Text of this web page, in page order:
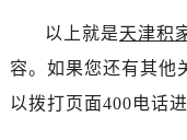
以上就是天津积
容。如果您还有其他
以拨打页面400电话